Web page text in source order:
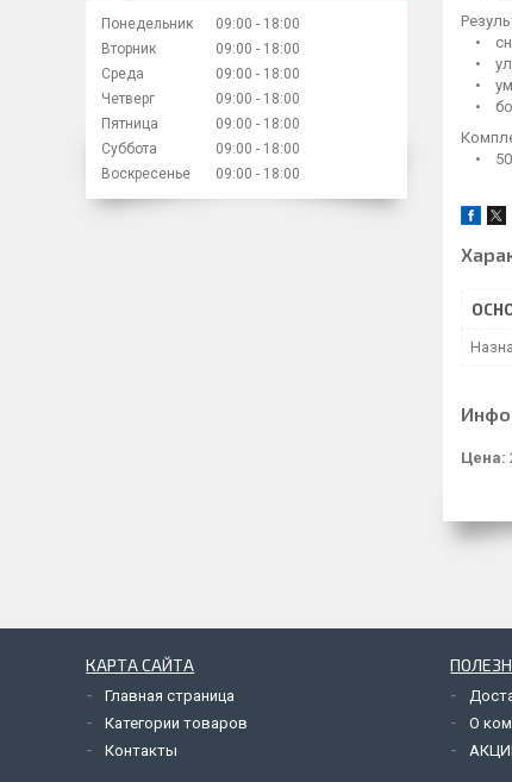
•
•
•
•
• 50
Цена:
Понедельник 09:00
18:00
Вторник
09:00
18:00
Среда
09:00
18:00
Четверг
09:00
18:00
Пятница
09:00
18:00
Суббота
09:00
18:00
Воскресенье
09:00 18:00
КАРТА САЙТА
Главная страница
Категории товаров
Контакты
О